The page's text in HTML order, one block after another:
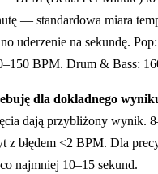
— standardowa miara
uderzenie na sekundę.
BPM. Drum & Bass:
dla dokładnego
dają przybliżony wynik.
z błędem <2 BPM. Dla
najmniej 10–15 sekund.